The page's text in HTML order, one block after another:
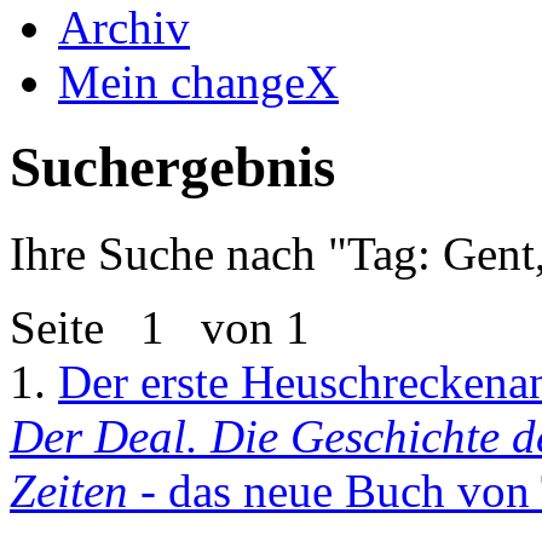
Archiv
Mein changeX
Suchergebnis
Ihre Suche nach "Tag:
Seite 1 von 1
1. Der erste
Der Deal. Die Geschichte
Zeiten - das neue Buch